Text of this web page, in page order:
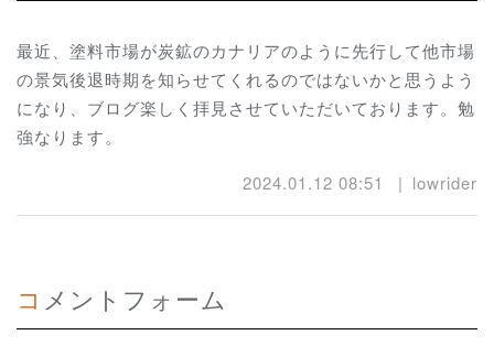
最近、塗料市場が炭鉱のカナリアのように先行して他市場
の景気後退時期を知らせてくれるのではないかと思うよう
になり、ブログ楽しく拝見させていただいております。勉
強なります。
2024.01.12 08:51
lowrider
コメントフォーム